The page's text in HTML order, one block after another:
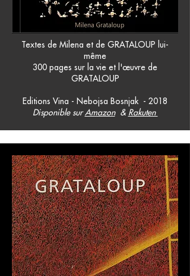
Textes de Milena et de GRATALOUP lui-
même
300 pages sur la vie et l'œuvre de
GRATALOUP
Editions Vina - Nebojsa Bosnjak - 2018
Disponible surAmazon& Rakuten